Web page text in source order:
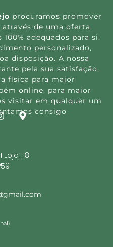
procuramos promover
de uma oferta
adequados para si.
personalizado,
disposição. A nossa
pela sua satisfação,
física para maior
online, para maior
visitar em qualquer um
consigo
118